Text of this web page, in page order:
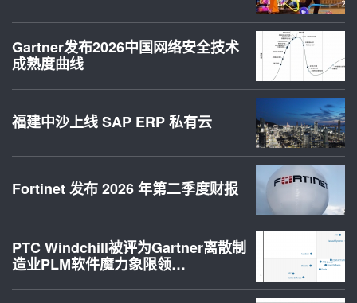
Gartner发布2026中国网络安全技术
成熟度曲线
福建中沙上线 SAP ERP 私有云
Fortinet 发布 2026 年第二季度财报
PTC Windchill被评为Gartner离散制
造业PLM软件魔力象限领…